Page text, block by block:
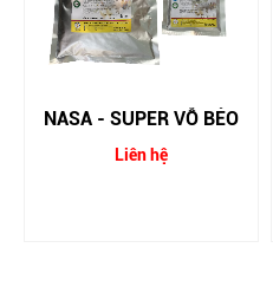
NASA - SUPER VỖ BÉO
Liên hệ